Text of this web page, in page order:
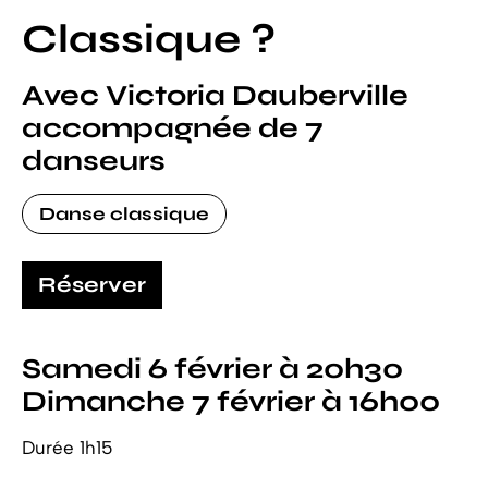
Classique ?
Avec Victoria Dauberville
accompagnée de 7
danseurs
Danse classique
Réserver
Samedi 6 février à 20h30
Dimanche 7 février à 16h00
Durée 1h15